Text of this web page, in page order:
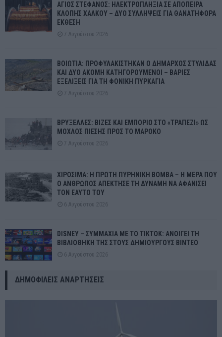
ΑΓΙΟΣ ΣΤΕΦΑΝΟΣ: ΗΛΕΚΤΡΟΠΛΗΞΙΑ ΣΕ ΑΠΟΠΕΙΡΑ
ΚΛΟΠΗΣ ΧΑΛΚΟΥ – ΔΥΟ ΣΥΛΛΗΨΕΙΣ ΓΙΑ ΘΑΝΑΤΗΦΟΡΑ
ΕΚΘΕΣΗ
7 Αυγούστου 2026
ΒΟΙΩΤΙΑ: ΠΡΟΦΥΛΑΚΙΣΤΗΚΑΝ Ο ΔΗΜΑΡΧΟΣ ΣΤΥΛΙΔΑΣ
ΚΑΙ ΔΥΟ ΑΚΟΜΗ ΚΑΤΗΓΟΡΟΥΜΕΝΟΙ – ΒΑΡΙΕΣ
ΕΞΕΛΙΞΕΙΣ ΓΙΑ ΤΗ ΦΟΝΙΚΗ ΠΥΡΚΑΓΙΑ
7 Αυγούστου 2026
ΒΡΥΞΕΛΛΕΣ: ΒΙΖΕΣ ΚΑΙ ΕΜΠΟΡΙΟ ΣΤΟ «ΤΡΑΠΕΖΙ» ΩΣ
ΜΟΧΛΟΣ ΠΙΕΣΗΣ ΠΡΟΣ ΤΟ ΜΑΡΟΚΟ
7 Αυγούστου 2026
ΧΙΡΟΣΙΜΑ: Η ΠΡΩΤΗ ΠΥΡΗΝΙΚΗ ΒΟΜΒΑ – Η ΜΕΡΑ ΠΟΥ
Ο ΑΝΘΡΩΠΟΣ ΑΠΕΚΤΗΣΕ ΤΗ ΔΥΝΑΜΗ ΝΑ ΑΦΑΝΙΣΕΙ
ΤΟΝ ΕΑΥΤΟ ΤΟΥ
6 Αυγούστου 2026
DISNEY – ΣΥΜΜΑΧΙΑ ΜΕ ΤΟ TIKTOK: ΑΝΟΙΓΕΙ ΤΗ
ΒΙΒΛΙΟΘΗΚΗ ΤΗΣ ΣΤΟΥΣ ΔΗΜΙΟΥΡΓΟΥΣ ΒΙΝΤΕΟ
6 Αυγούστου 2026
ΔΗΜΟΦΙΛΕΊΣ ΑΝΑΡΤΉΣΕΙΣ